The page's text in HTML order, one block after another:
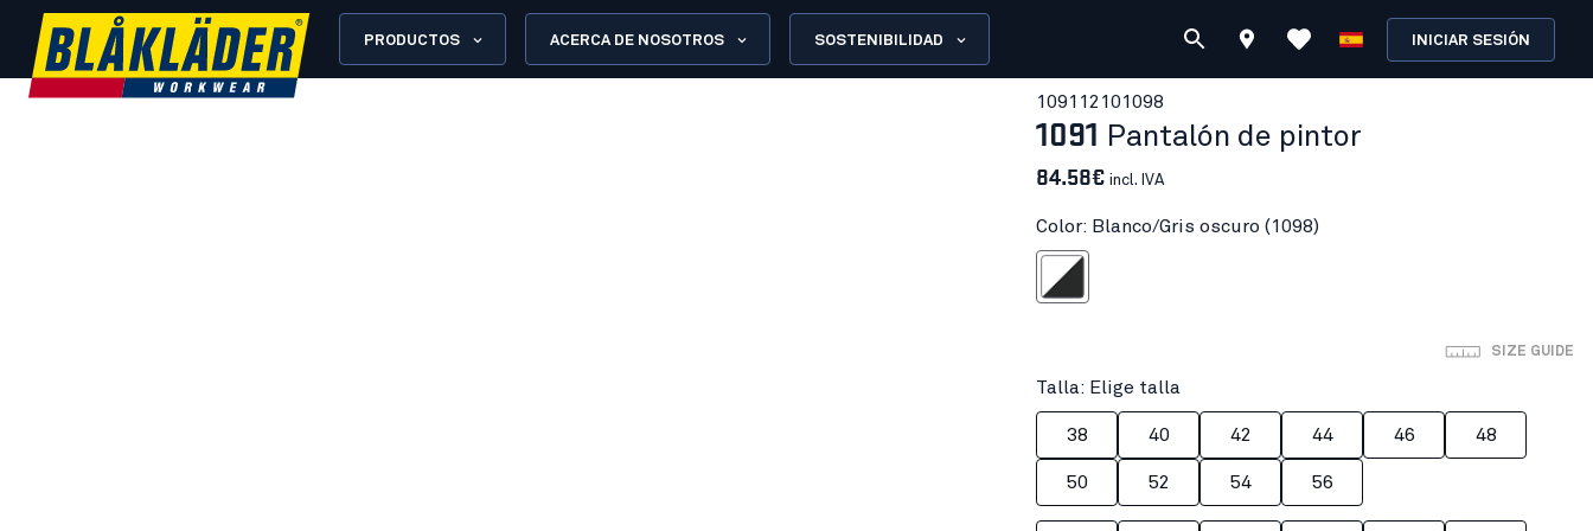
PRODUCTOS ACERCA DE NOSOTROS SOSTENIBILIDAD INICIAR SESIÓN
109112101098
1091 Pantalón de pintor
84.58€ incl. IVA
Color: Blanco/Gris oscuro (1098)
Blanco/Gris oscuro
SIZE GUIDE
Talla: Elige talla
38 40 42 44 46 48
50 52 54 56